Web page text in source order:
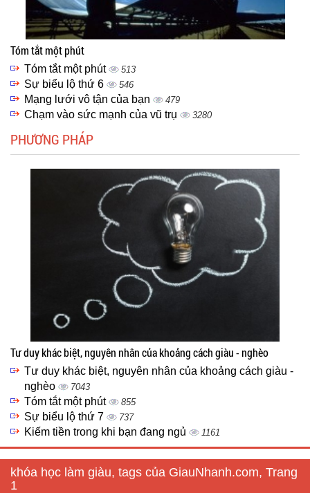
Tóm tắt một phút
Tóm tắt một phút 513
Sự biểu lộ thứ 6 546
Mạng lưới vô tận của bạn 479
Chạm vào sức mạnh của vũ trụ 3280
PHƯƠNG PHÁP
Tư duy khác biệt, nguyên nhân của khoảng cách giàu - nghèo
Tư duy khác biệt, nguyên nhân của khoảng cách giàu -
nghèo
7043
Tóm tắt một phút 855
Sự biểu lộ thứ 7 737
Kiếm tiền trong khi bạn đang ngủ 1161
khóa học làm giàu, tags của GiauNhanh.com, Trang
1